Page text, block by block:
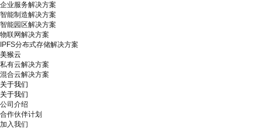
企业服务解决方案
智能制造解决方案
智能园区解决方案
物联网解决方案
IPFS分布式存储解决方案
美猴云
私有云解决方案
混合云解决方案
关于我们
关于我们
公司介绍
合作伙伴计划
加入我们